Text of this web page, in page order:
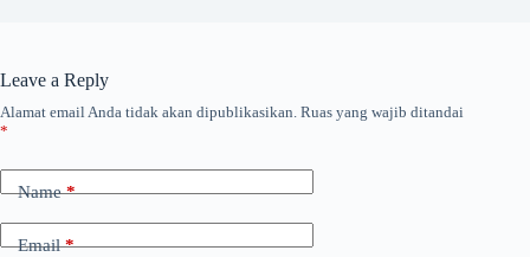
Leave a Reply
Alamat email Anda tidak akan dipublikasikan. Ruas yang wajib ditandai
*
Name*
Email*